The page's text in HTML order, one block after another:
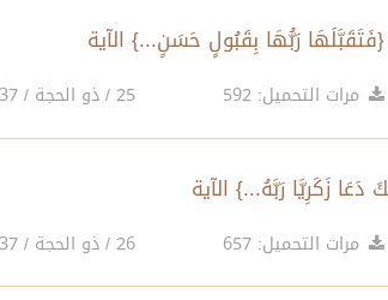
مرات التحميل: 592 25 / ذو الحجة / 1437
مرات التحميل: 657 26 / ذو الحجة / 1437